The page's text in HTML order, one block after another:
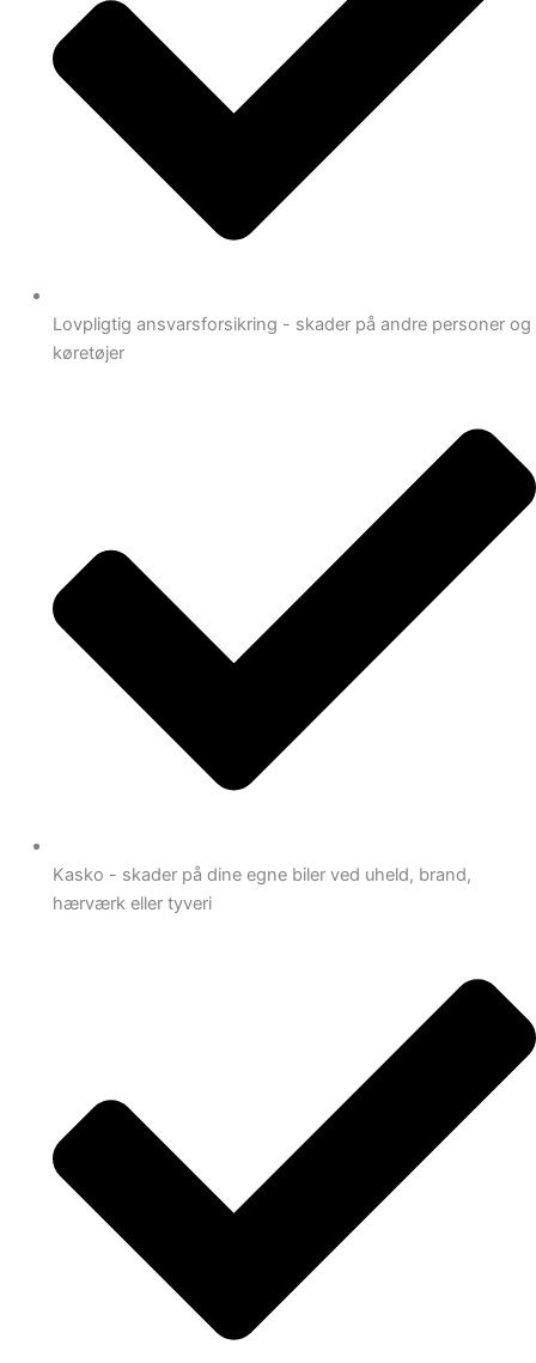
Lovpligtig ansvarsforsikring - skader på andre personer og
køretøjer
Kasko - skader på dine egne biler ved uheld, brand,
hærværk eller tyveri